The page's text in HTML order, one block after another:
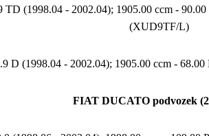
TD (1998.04 - 2002.04); 1905.00 ccm -
(XUD9TF/L)
D (1998.04 - 2002.04); 1905.00 ccm -
FIAT DUCATO podvozek